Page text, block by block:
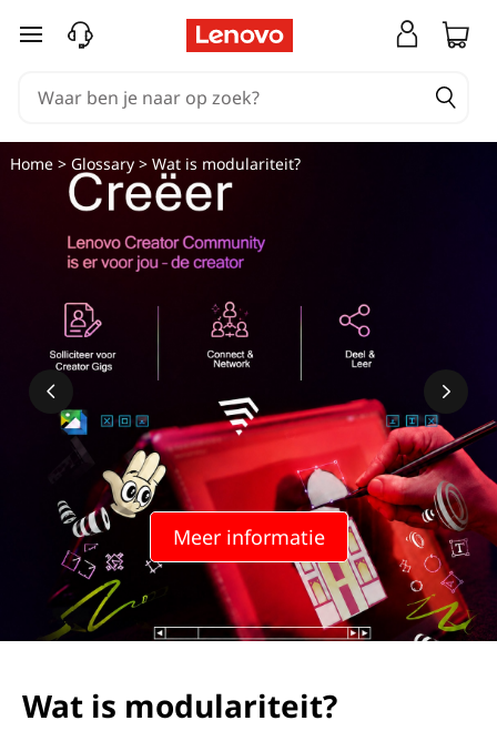
Ga naar de hoofdinhoud
Meer informatie
Home> Glossary> Wat is modulariteit?
Wat is modulariteit?